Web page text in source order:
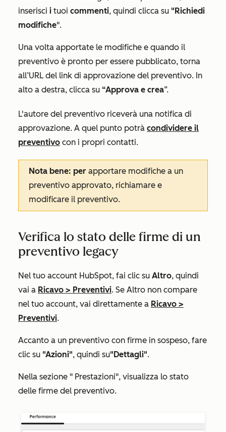
inserisci i tuoi commenti, quindi clicca su "Richiedi
modifiche".
Una volta apportate le modifiche e quando il
preventivo è pronto per essere pubblicato, torna
all’URL del link di approvazione del preventivo. In
alto a destra, clicca su “Approva e crea”.
L'autore del preventivo riceverà una notifica di
approvazione. A quel punto potrà condividere il
preventivo con i propri contatti.
Nota bene: per apportare modifiche a un
preventivo approvato, richiamare e
modificare il preventivo.
Verifica lo stato delle firme di un
preventivo legacy
Nel tuo account HubSpot, fai clic su Altro, quindi
vai a Ricavo > Preventivi. Se Altro non compare
nel tuo account, vai direttamente a Ricavo >
Preventivi.
Accanto a un preventivo con firme in sospeso, fare
clic su "Azioni", quindi su"Dettagli".
Nella sezione " Prestazioni", visualizza lo stato
delle firme del preventivo.